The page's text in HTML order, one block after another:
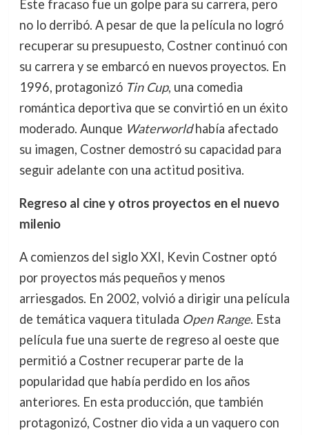
Este fracaso fue un golpe para su carrera, pero
no lo derribó. A pesar de que la película no logró
recuperar su presupuesto, Costner continuó con
su carrera y se embarcó en nuevos proyectos. En
1996, protagonizó Tin Cup, una comedia
romántica deportiva que se convirtió en un éxito
moderado. Aunque Waterworldhabía afectado
su imagen, Costner demostró su capacidad para
seguir adelante con una actitud positiva.
Regreso al cine y otros proyectos en el nuevo
milenio
A comienzos del siglo XXI, Kevin Costner optó
por proyectos más pequeños y menos
arriesgados. En 2002, volvió a dirigir una película
de temática vaquera titulada Open Range. Esta
película fue una suerte de regreso al oeste que
permitió a Costner recuperar parte de la
popularidad que había perdido en los años
anteriores. En esta producción, que también
protagonizó, Costner dio vida a un vaquero con